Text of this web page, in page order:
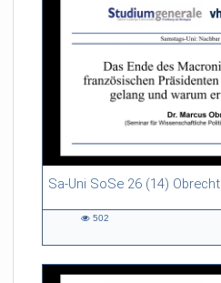
Sa-Uni SoSe 26 (14) Obrecht
46:53 duration
502